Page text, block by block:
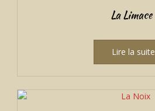
La Limace
Lire la suite